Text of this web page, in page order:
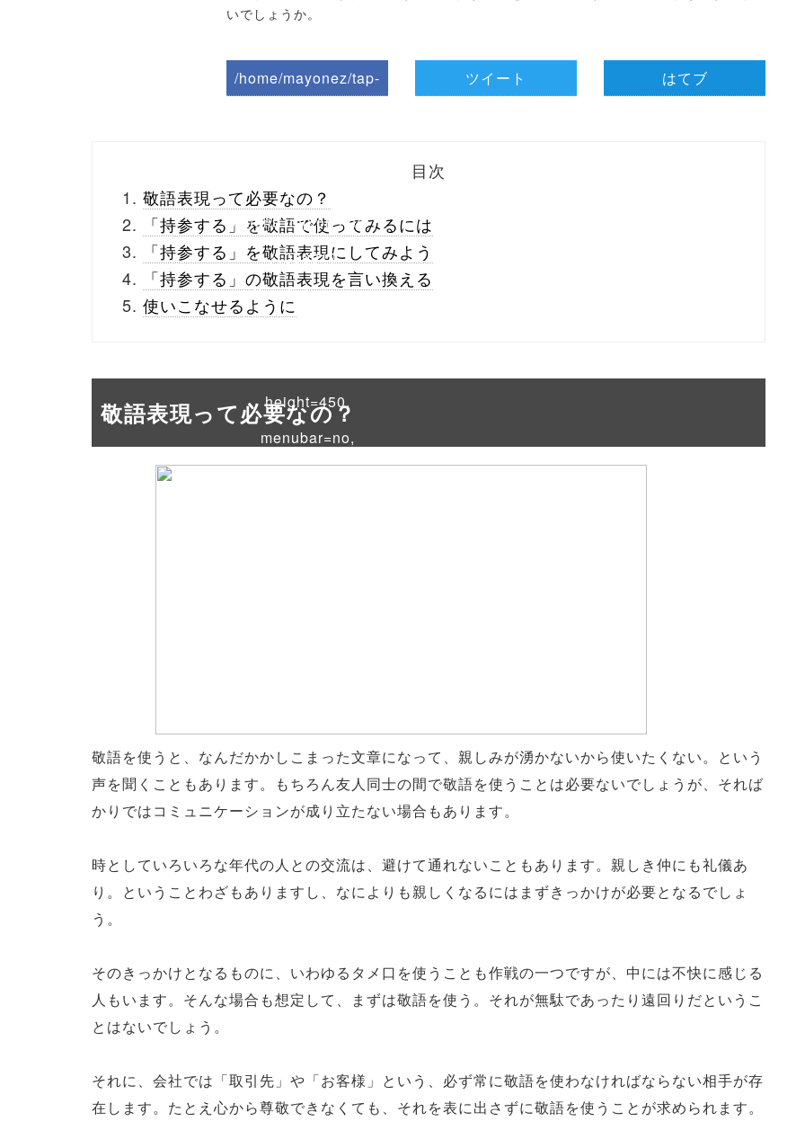
いでしょうか。
/home/mayonez/tap-
_theme/parts/sns-
buttons.php on line10
/1039317"
onclick="window.open
height=450,
menubar=no,
ツイート はてブ
目次
敬語表現って必要なの？
「持参する」を敬語で使ってみるには
「持参する」を敬語表現にしてみよう
「持参する」の敬語表現を言い換える
使いこなせるように
敬語表現って必要なの？
敬語を使うと、なんだかかしこまった文章になって、親しみが湧かないから使いたくない。という
声を聞くこともあります。もちろん友人同士の間で敬語を使うことは必要ないでしょうが、それば
かりではコミュニケーションが成り立たない場合もあります。
時としていろいろな年代の人との交流は、避けて通れないこともあります。親しき仲にも礼儀あ
り。ということわざもありますし、なによりも親しくなるにはまずきっかけが必要となるでしょ
う。
そのきっかけとなるものに、いわゆるタメ口を使うことも作戦の一つですが、中には不快に感じる
人もいます。そんな場合も想定して、まずは敬語を使う。それが無駄であったり遠回りだというこ
とはないでしょう。
それに、会社では「取引先」や「お客様」という、必ず常に敬語を使わなければならない相手が存
在します。たとえ心から尊敬できなくても、それを表に出さずに敬語を使うことが求められます。